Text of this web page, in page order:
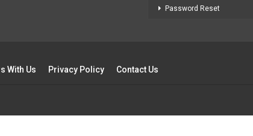
Password Reset
With Us Privacy Policy Contact Us